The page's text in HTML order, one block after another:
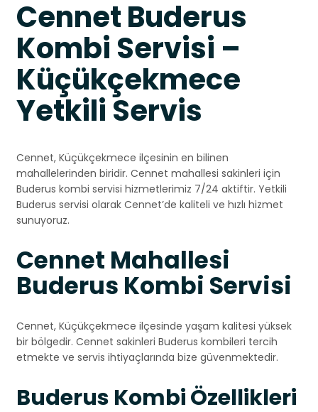
Cennet Buderus
Kombi Servisi –
Küçükçekmece
Yetkili Servis
Cennet, Küçükçekmece ilçesinin en bilinen
mahallelerinden biridir. Cennet mahallesi sakinleri için
Buderus kombi servisi hizmetlerimiz 7/24 aktiftir. Yetkili
Buderus servisi olarak Cennet’de kaliteli ve hızlı hizmet
sunuyoruz.
Cennet Mahallesi
Buderus Kombi Servisi
Cennet, Küçükçekmece ilçesinde yaşam kalitesi yüksek
bir bölgedir. Cennet sakinleri Buderus kombileri tercih
etmekte ve servis ihtiyaçlarında bize güvenmektedir.
Buderus Kombi Özellikleri